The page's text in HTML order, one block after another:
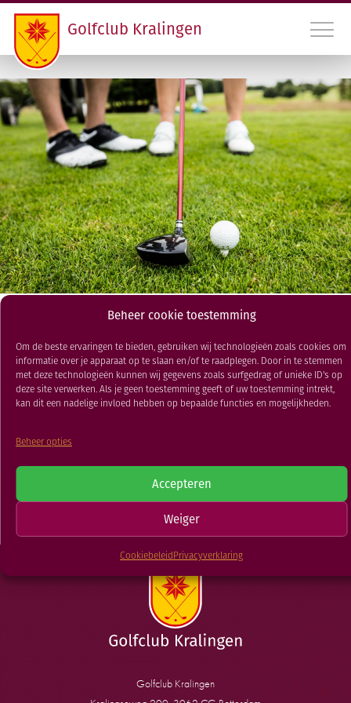
Beheer cookie toestemming
Om de beste ervaringen te bieden, gebruiken wij technologieën zoals cookies om
informatie over je apparaat op te slaan en/of te raadplegen. Door in te stemmen
met deze technologieën kunnen wij gegevens zoals surfgedrag of unieke ID's op
deze site verwerken. Als je geen toestemming geeft of uw toestemming intrekt,
kan dit een nadelige invloed hebben op bepaalde functies en mogelijkheden.
Beheer opties
Accepteren
Weiger
CookiebeleidPrivacyverklaring
Golfclub Kralingen
010 45 22 475
INLOGGEN LEDEN GCK
CONTACT
LIDMAATSCHAP EN HANDICAPREGISTRATIE
VERENIGING
PROGRAMMA
RESTAURANT
GOLFSCHOOL
GOLFBAAN
Clubkampioenschap Strokeplay
22 DEC 2020
Golfclub Kralingen